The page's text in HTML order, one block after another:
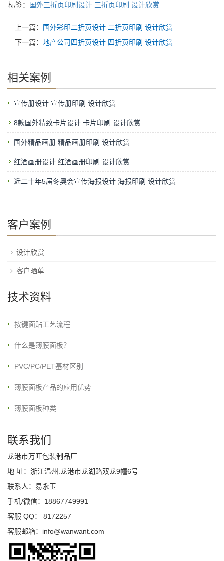
标签： 国外三折页印刷设计 三折页印刷 设计欣赏
上一篇：
国外彩印二折页设计 二折页印刷 设计欣赏
下一篇： 地产公司四折页设计 四折页印刷 设计欣赏
相关案例
宣传册设计 宣传册印刷 设计欣赏
8款国外精致卡片设计 卡片印刷 设计欣赏
国外精品画册 精品画册印刷 设计欣赏
红酒画册设计 红酒画册印刷 设计欣赏
近二十年5届冬奥会宣传海报设计 海报印刷 设计欣赏
客户案例
设计欣赏
客户晒单
技术资料
按键面贴工艺流程
什么是薄膜面板？
PVC/PC/PET基材区别
薄膜面板产品的应用优势
薄膜面板种类
联系我们
龙港市万旺包装制品厂
地 址：浙江温州.龙港市龙湖路双龙9幢6号
联系人：易永玉
手机/微信：18867749991
客服 QQ： 8172257
客服邮箱：info@wanwant.com